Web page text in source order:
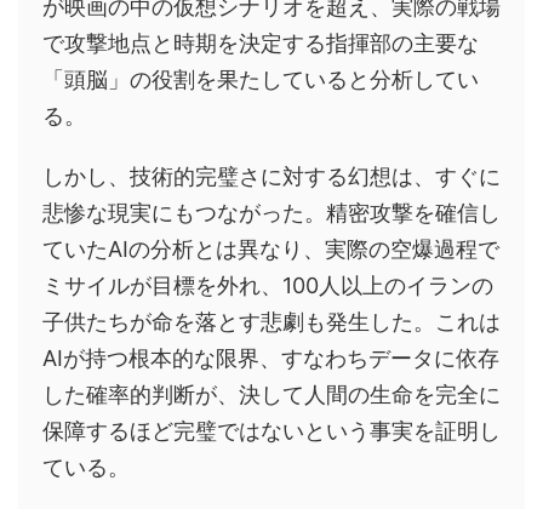
が映画の中の仮想シナリオを超え、実際の戦場
で攻撃地点と時期を決定する指揮部の主要な
「頭脳」の役割を果たしていると分析してい
る。
しかし、技術的完璧さに対する幻想は、すぐに
悲惨な現実にもつながった。精密攻撃を確信し
ていたAIの分析とは異なり、実際の空爆過程で
ミサイルが目標を外れ、100人以上のイランの
子供たちが命を落とす悲劇も発生した。これは
AIが持つ根本的な限界、すなわちデータに依存
した確率的判断が、決して人間の生命を完全に
保障するほど完璧ではないという事実を証明し
ている。